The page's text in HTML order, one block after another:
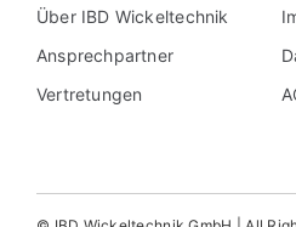
Über IBD Wickeltechnik
Ansprechpartner
Vertretungen